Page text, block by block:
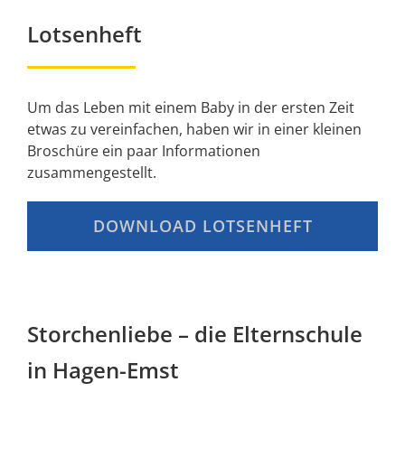
Lotsenheft
Um das Leben mit einem Baby in der ersten Zeit
etwas zu vereinfachen, haben wir in einer kleinen
Broschüre ein paar Informationen
zusammengestellt.
DOWNLOAD LOTSENHEFT
Storchenliebe – die Elternschule
in Hagen-Emst